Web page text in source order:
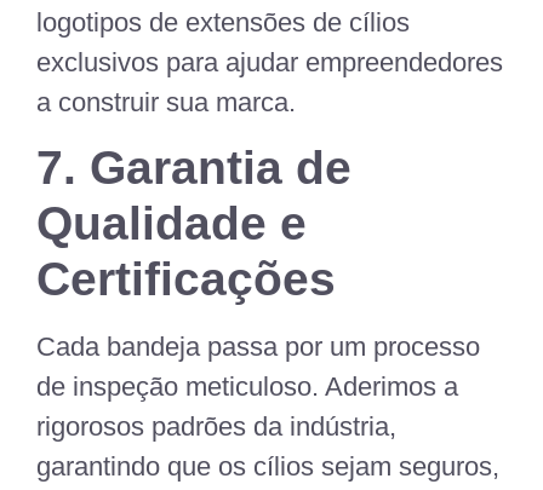
logotipos de extensões de cílios
exclusivos para ajudar empreendedores
a construir sua marca.
7. Garantia de
Qualidade e
Certificações
Cada bandeja passa por um processo
de inspeção meticuloso. Aderimos a
rigorosos padrões da indústria,
garantindo que os cílios sejam seguros,